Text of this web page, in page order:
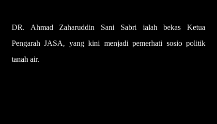
DR. Ahmad Zaharuddin Sani Sabri ialah bekas Ketua
Pengarah JASA, yang kini menjadi pemerhati sosio politik
tanah air.